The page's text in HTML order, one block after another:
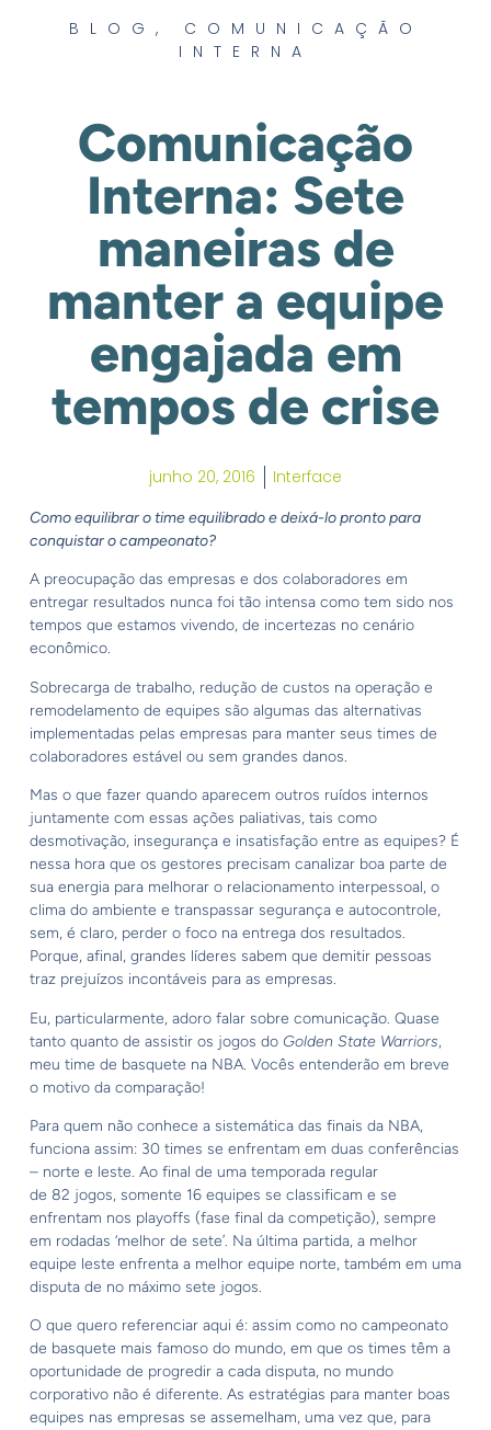
BLOG , COMUNICAÇÃO
INTERNA
Comunicação
Interna: Sete
maneiras de
manter a equipe
engajada em
tempos de crise
junho 20, 2016 Interface
Como equilibrar o time equilibrado e deixá-lo pronto para
conquistar o campeonato?
A preocupação das empresas e dos colaboradores em
entregar resultados nunca foi tão intensa como tem sido nos
tempos que estamos vivendo, de incertezas no cenário
econômico.
Sobrecarga de trabalho, redução de custos na operação e
remodelamento de equipes são algumas das alternativas
implementadas pelas empresas para manter seus times de
colaboradores estável ou sem grandes danos.
Mas o que fazer quando aparecem outros ruídos internos
juntamente com essas ações paliativas, tais como
desmotivação, insegurança e insatisfação entre as equipes? É
nessa hora que os gestores precisam canalizar boa parte de
sua energia para melhorar o relacionamento interpessoal, o
clima do ambiente e transpassar segurança e autocontrole,
sem, é claro, perder o foco na entrega dos resultados.
Porque, afinal, grandes líderes sabem que demitir pessoas
traz prejuízos incontáveis para as empresas.
Eu, particularmente, adoro falar sobre comunicação. Quase
tanto quanto de assistir os jogos do Golden State Warriors,
meu time de basquete na NBA. Vocês entenderão em breve
o motivo da comparação!
Para quem não conhece a sistemática das finais da NBA,
funciona assim: 30 times se enfrentam em duas conferências
– norte e leste. Ao final de uma temporada regular
de 82 jogos, somente 16 equipes se classificam e se
enfrentam nos playoffs (fase final da competição), sempre
em rodadas ‘melhor de sete’. Na última partida, a melhor
equipe leste enfrenta a melhor equipe norte, também em uma
disputa de no máximo sete jogos.
O que quero referenciar aqui é: assim como no campeonato
de basquete mais famoso do mundo, em que os times têm a
oportunidade de progredir a cada disputa, no mundo
corporativo não é diferente. As estratégias para manter boas
equipes nas empresas se assemelham, uma vez que, para